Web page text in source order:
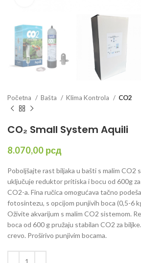
Početna Bašta Klima Kontrola CO2
CO₂ Small System Aquili
8.070,00 рсд
Poboljšajte rast biljaka u bašti s malim CO2
uključuje reduktor pritiska i bocu od 600g
CO2-a. Fina ručica omogućava tačno
fotosintezu, s opcijom punjivih boca (0,5-6
Oživite akvarijum s malim CO2 sistemom.
boca od 600 g pružaju stabilan CO2 za
crevo. Proširivo punjivim bocama.